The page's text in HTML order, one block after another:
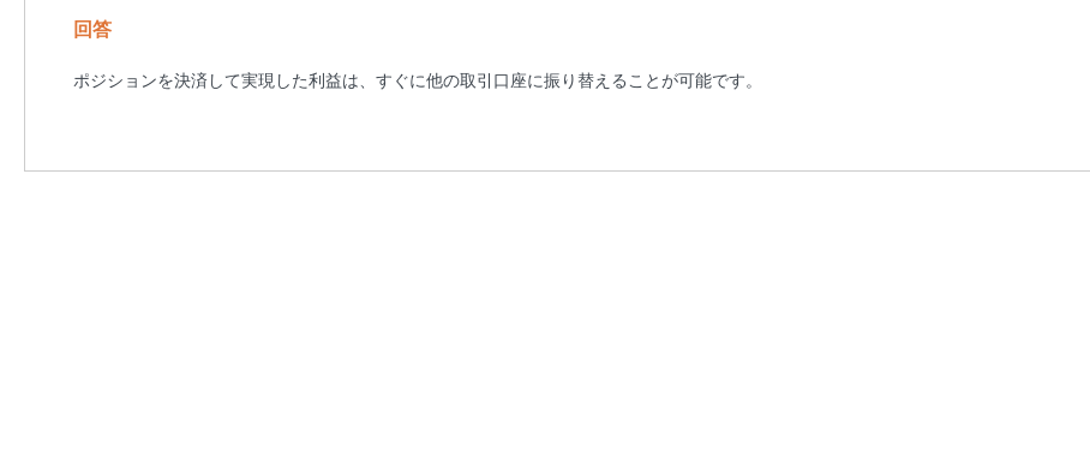
回答
ポジションを決済して実現した利益は、すぐに他の取引口座に振り替えることが可能です。